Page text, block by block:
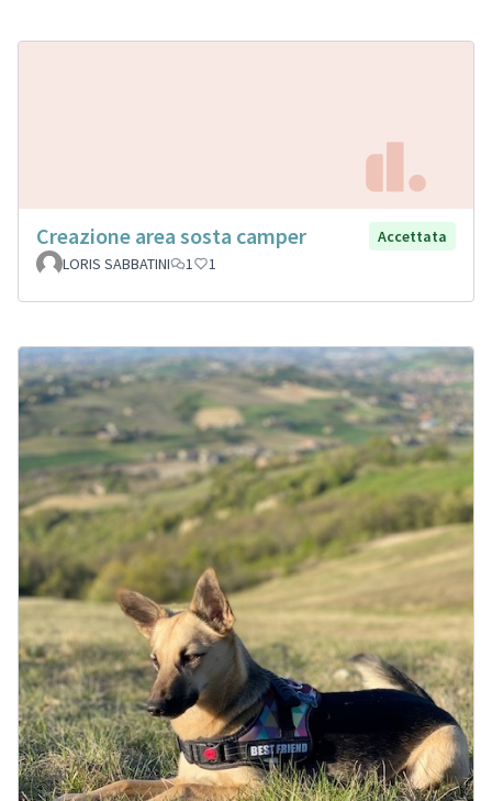
Creazione area sosta camper
Accettata
LORIS SABBATINI
1 1